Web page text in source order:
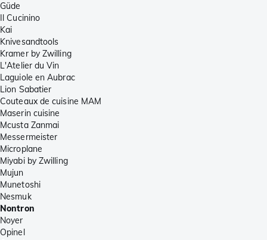
Güde
Il Cucinino
Kai
Knivesandtools
Kramer by Zwilling
L'Atelier du Vin
Laguiole en Aubrac
Lion Sabatier
Couteaux de cuisine MAM
Maserin cuisine
Mcusta Zanmai
Messermeister
Microplane
Miyabi by Zwilling
Mujun
Munetoshi
Nesmuk
Nontron
Noyer
Opinel